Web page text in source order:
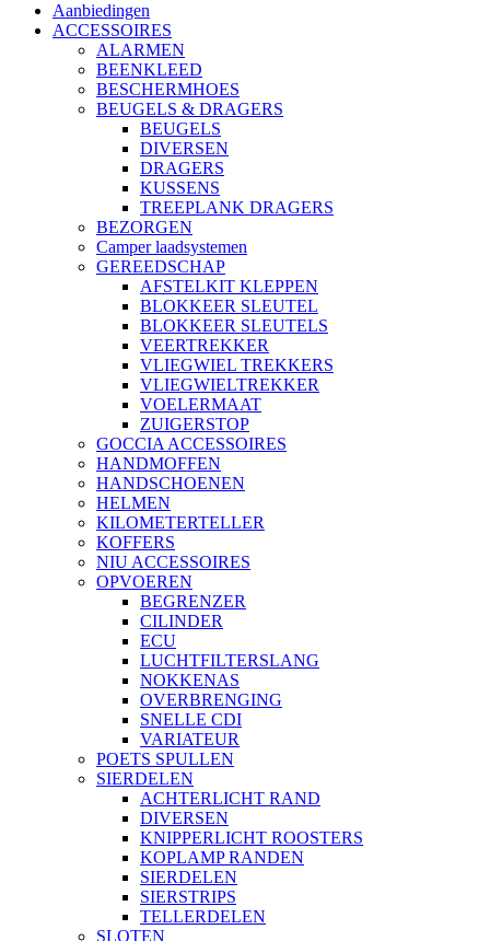
Aanbiedingen
ACCESSOIRES
ALARMEN
BEENKLEED
BESCHERMHOES
BEUGELS & DRAGERS
BEUGELS
DIVERSEN
DRAGERS
KUSSENS
TREEPLANK DRAGERS
BEZORGEN
Camper laadsystemen
GEREEDSCHAP
AFSTELKIT KLEPPEN
BLOKKEER SLEUTEL
BLOKKEER SLEUTELS
VEERTREKKER
VLIEGWIEL TREKKERS
VLIEGWIELTREKKER
VOELERMAAT
ZUIGERSTOP
GOCCIA ACCESSOIRES
HANDMOFFEN
HANDSCHOENEN
HELMEN
KILOMETERTELLER
KOFFERS
NIU ACCESSOIRES
OPVOEREN
BEGRENZER
CILINDER
ECU
LUCHTFILTERSLANG
NOKKENAS
OVERBRENGING
SNELLE CDI
VARIATEUR
POETS SPULLEN
SIERDELEN
ACHTERLICHT RAND
DIVERSEN
KNIPPERLICHT ROOSTERS
KOPLAMP RANDEN
SIERDELEN
SIERSTRIPS
TELLERDELEN
SLOTEN